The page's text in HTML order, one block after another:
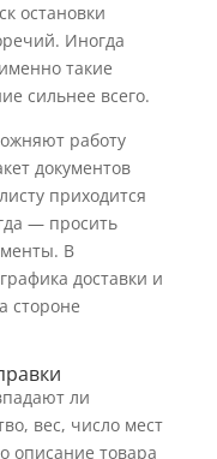
остановки
Иногда
такие
сильнее всего.
работу
документов
приходится
— просить
В
доставки и
стороне
ли
вес, число мест
описание товара